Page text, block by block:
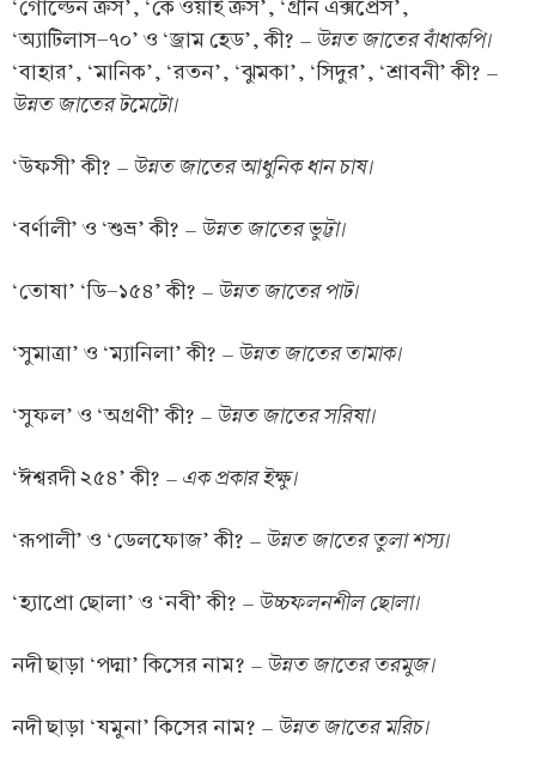
‘গোল্ডেন ক্রস’, ‘কে ওয়াই ক্রস’, ‘গ্রীন এক্সপ্রেস’,
‘অ্যাটিলাস-৭০’ ও ‘জ্রাম হেড’, কী? – উন্নত জাতের বাঁধাকপি।
‘বাহার’, ‘মানিক’, ‘রতন’, ‘ঝুমকা’, ‘সিদুর’, ‘শ্রাবনী’ কী? –
উন্নত জাতের টমেটো।
‘উফসী’ কী? – উন্নত জাতের আধুনিক ধান চাষ।
‘বর্ণালী’ ও ‘শুভ্র’ কী? – উন্নত জাতের ভুট্টা।
‘তোষা’ ‘ডি-১৫৪’ কী? – উন্নত জাতের পাট।
‘সুমাত্রা’ ও ‘ম্যানিলা’ কী? – উন্নত জাতের তামাক।
‘সুফল’ ও ‘অগ্রণী’ কী? – উন্নত জাতের সরিষা।
‘ঈশ্বরদী ২৫৪’ কী? – এক প্রকার ইক্ষু।
‘রূপালী’ ও ‘ডেলফোজ’ কী? – উন্নত জাতের তুলা শস্য।
‘হ্যাপ্রো ছোলা’ ও ‘নবী’ কী? – উচ্চফলনশীল ছোলা।
নদী ছাড়া ‘পদ্মা’ কিসের নাম? – উন্নত জাতের তরমুজ।
নদী ছাড়া ‘যমুনা’ কিসের নাম? – উন্নত জাতের মরিচ।